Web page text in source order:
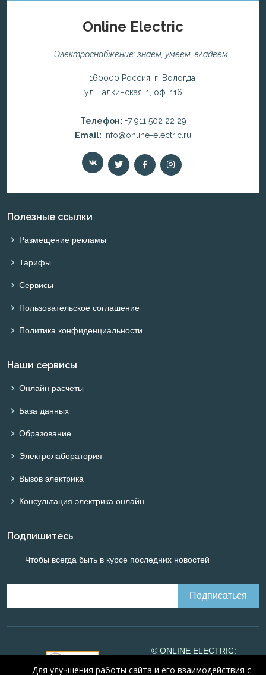
Online Electric
Электроснабжение: знаем, умеем, владеем.
160000 Россия, г. Вологда
ул. Галкинская, 1, оф. 116
Телефон: +7 911 502 22 29
Email: info@online-electric.ru
Полезные ссылки
Размещение рекламы
Тарифы
Сервисы
Пользовательское соглашение
Политика конфиденциальности
Наши сервисы
Онлайн расчеты
База данных
Образование
Электролаборатория
Вызов электрика
Консультация электрика онлайн
Подпишитесь
Чтобы всегда быть в курсе последних новостей
© ONLINE ELECTRIC:
Для улучшения работы сайта и его взаимодействия с